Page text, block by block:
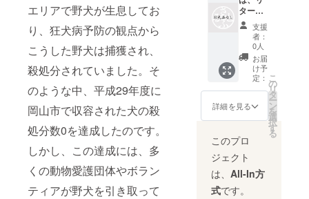
エリアで野犬が生息してお
り、狂犬病予防の観点から
こうした野犬は捕獲され、
殺処分されていました。そ
のような中、平成29年度に
岡山市で収容された犬の殺
処分数0を達成したのです。
しかし、この達成には、多
くの動物愛護団体やボラン
ティアが野犬を引き取って
ターン
の無い
寄付と
なりま
す。
支援
者：
0人
お届
け予
定：
詳細を見る
こ
の
リ
タ
ー
ン
を
選
択
す
る
このプロ
ジェクト
は、 All-In方
式です。